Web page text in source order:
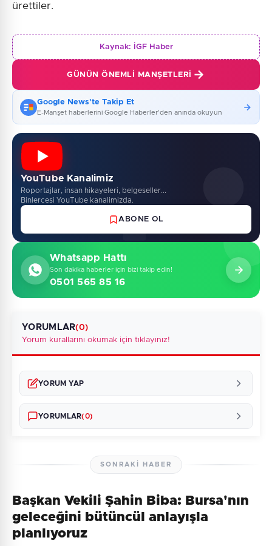
ürettiler.
Kaynak: İGF Haber
GÜNÜN ÖNEMLI MANŞETLERI
Google News'te Takip Et
E-Manşet haberlerini Google Haberler'den anında okuyun
YouTube Kanalimiz
Roportajlar, insan hikayeleri, belgeseller...
Binlercesi YouTube kanalimizda.
ABONE OL
Whatsapp Hattı
Son dakika haberler için bizi takip edin!
0501 565 85 16
YORUMLAR(0)
Yorum kurallarını okumak için tıklayınız!
YORUM YAP
YORUMLAR(0)
Henüz yorum yapılmamış. İlk yorumu siz yapın!
SONRAKI HABER
Başkan Vekili Şahin Biba: Bursa'nın
geleceğini bütüncül anlayışla
planlıyoruz